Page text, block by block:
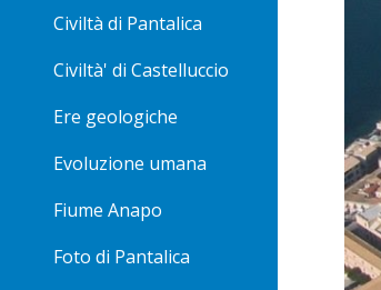
Civiltà di Pantalica
Civiltà' di Castelluccio
Ere geologiche
Evoluzione umana
Fiume Anapo
Foto di Pantalica